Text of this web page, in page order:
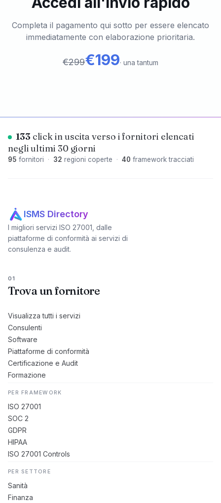
Completa il pagamento qui sotto per essere elencato
immediatamente con elaborazione prioritaria.
€299€199· una tantum
133 click in uscita verso i fornitori elencati
negli ultimi 30 giorni
95 fornitori · 32 regioni coperte · 40 framework tracciati
ISMS Directory
I migliori servizi ISO 27001, dalle
piattaforme di conformità ai servizi di
consulenza e audit.
01
Trova un fornitore
Visualizza tutti i servizi
Consulenti
Software
Piattaforme di conformità
Certificazione e Audit
Formazione
PER FRAMEWORK
ISO 27001
SOC 2
GDPR
HIPAA
ISO 27001 Controls
PER SETTORE
Sanità
Finanza